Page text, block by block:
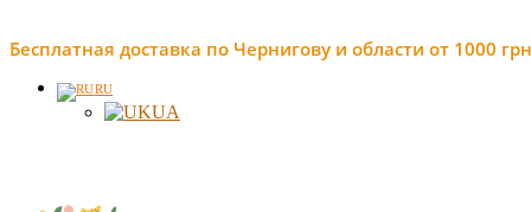
Бесплатная доставка по Чернигову и области от 1000
RU
UA